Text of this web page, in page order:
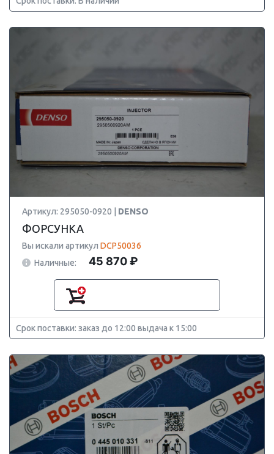
Артикул: 295050-0920 | DENSO
ФОРСУНКА
Вы искали артикул DCP50036
Наличные:
45 870 ₽
Срок поставки: заказ до 12:00 выдача к 15:00